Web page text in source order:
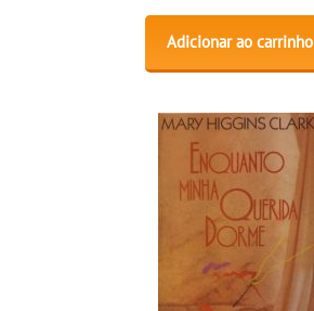
Adicionar ao carrinho